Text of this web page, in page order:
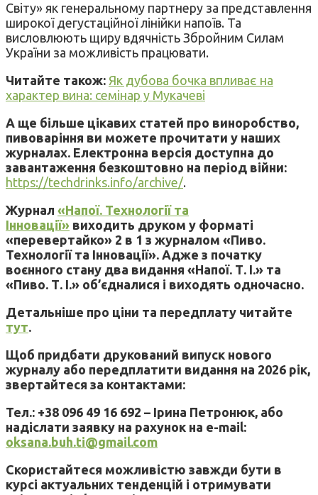
Світу» як генеральному партнеру за представлення
широкої дегустаційної лінійки напоїв. Та
висловлюють щиру вдячність Збройним Силам
України за можливість працювати.
Читайте також: Як дубова бочка впливає на
характер вина: семінар у Мукачеві
А ще більше цікавих статей про виноробство,
пивоваріння ви можете прочитати у наших
журналах. Електронна версія доступна до
завантаження безкоштовно на період війни:
https://techdrinks.info/archive/.
Журнал «Напої. Технології та
Інновації» виходить друком у форматі
«перевертайко» 2 в 1 з журналом «Пиво.
Технології та Інновації». Адже з початку
воєнного стану два видання «Напої. Т. І.» та
«Пиво. Т. І.» об’єдналися і виходять одночасно.
Детальніше про ціни та передплату читайте
тут.
Щоб придбати друкований випуск нового
журналу або передплатити видання на 2026 рік,
звертайтеся за контактами:
Тел.: +38 096 49 16 692 – Ірина Петронюк, або
надіслати заявку на рахунок на e-mail:
oksana.buh.ti@gmail.com
Скористайтеся можливістю завжди бути в
курсі актуальних тенденцій і отримувати